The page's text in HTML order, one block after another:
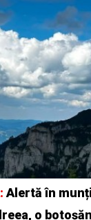
Alertă în
o